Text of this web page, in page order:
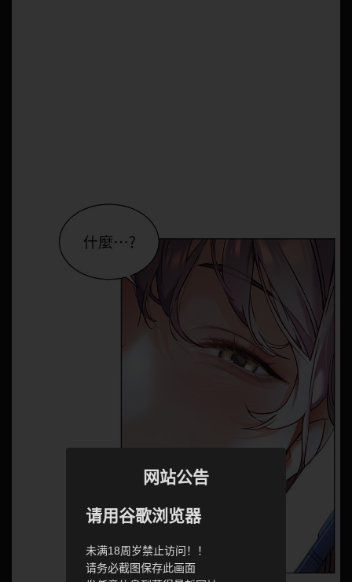
网站公告
请用谷歌浏览器
未满18周岁禁止访问！！
请务必截图保存此画面